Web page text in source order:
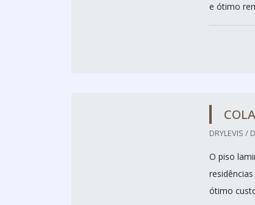
e ótimo
DRYLEVIS /
O piso
ótimo